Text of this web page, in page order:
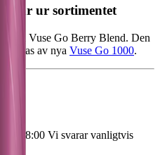
ur sortimentet
Vuse Go Berry Blend. Den
av nya Vuse Go 1000.
- 18:00 Vi svarar vanligtvis